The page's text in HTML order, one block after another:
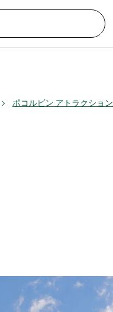
ポコルビン アトラクション